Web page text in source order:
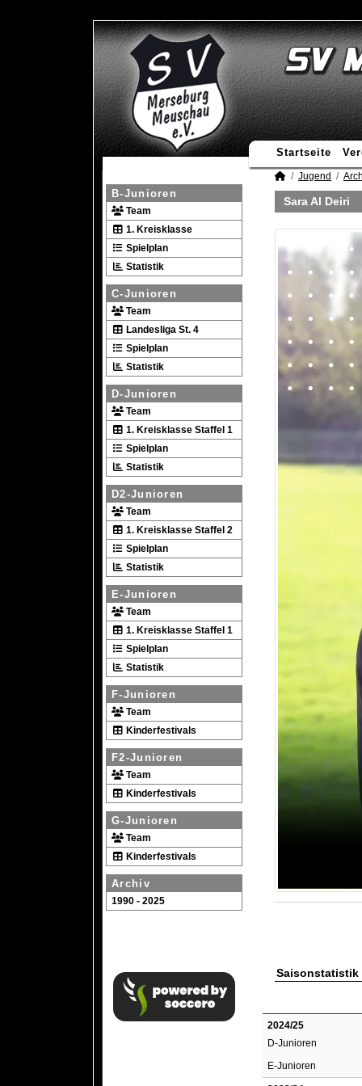
Startseite
B-Junioren
Team
1. Kreisklasse
Spielplan
Statistik
C-Junioren
Team
Landesliga St. 4
Spielplan
Statistik
D-Junioren
Team
1. Kreisklasse Staffel 1
Spielplan
Statistik
D2-Junioren
Team
1. Kreisklasse Staffel 2
Spielplan
Statistik
E-Junioren
Team
1. Kreisklasse Staffel 1
Spielplan
Statistik
F-Junioren
Team
Kinderfestivals
F2-Junioren
Team
Kinderfestivals
G-Junioren
Team
Kinderfestivals
Archiv
1990 - 2025
Jugend
Sara Al Deiri
Saisonstatistik
2024/25
D-Junioren
E-Junioren